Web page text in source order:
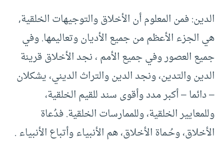
الدين: فمن المعلوم أن الأخلاق والتوجيهات الخلقية,
هي الجزء الأعظم من جميع الأديان وتعاليمها. وفي
جميع العصور وفي جميع الأمم ، نجد الأخلاق قرينة
الدين والتدين، ونجد الدين والتراث الديني، يشكلان
– دائما – أكبر مدد وأقوى سند للقيم الخلقية،
وللمعايير الخلقية، وللممارسات الخلقية. فدُعاة
الأخلاق، وحُـماة الأخلاق، هم الأنبياء وأتباع الأنبياء .